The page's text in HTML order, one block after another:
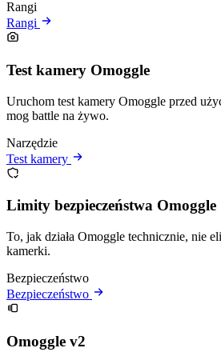
Rangi
Rangi
Test kamery Omoggle
Uruchom test kamery Omoggle przed
mog battle na żywo.
Narzędzie
Test kamery
Limity bezpieczeństwa Omoggle
To, jak działa Omoggle technicznie, nie
kamerki.
Bezpieczeństwo
Bezpieczeństwo
Omoggle v2